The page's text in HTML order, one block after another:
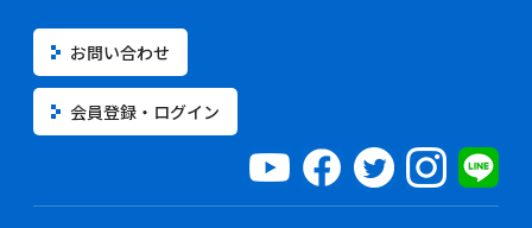
お問い合わせ
会員登録・ログイン